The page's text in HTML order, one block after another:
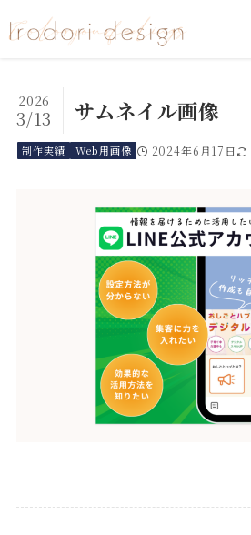
サムネイル画像
2026
3/13
制作実績 Web用画像 2024年6月17日